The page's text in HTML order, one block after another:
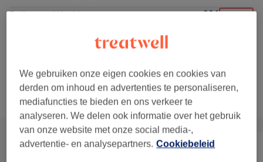
Epileren - Wenkbrauwen
€16
Alle behandelingen
We gebruiken onze eigen cookies en cookies van
derden om inhoud en advertenties te personaliseren,
mediafuncties te bieden en ons verkeer te
analyseren. We delen ook informatie over het gebruik
van onze website met onze social media-,
advertentie- en analysepartners. Cookiebeleid